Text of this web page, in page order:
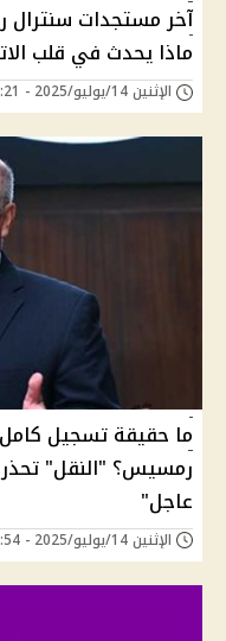
آخر مستجدات سنترال
ماذا يحدث في قلب
الإثنين 14/يوليو/2025 - 11:21 م
ما حقيقة تسجيل
رمسيس؟ "النقل"
عاجل"
الإثنين 14/يوليو/2025 - 01:54 م